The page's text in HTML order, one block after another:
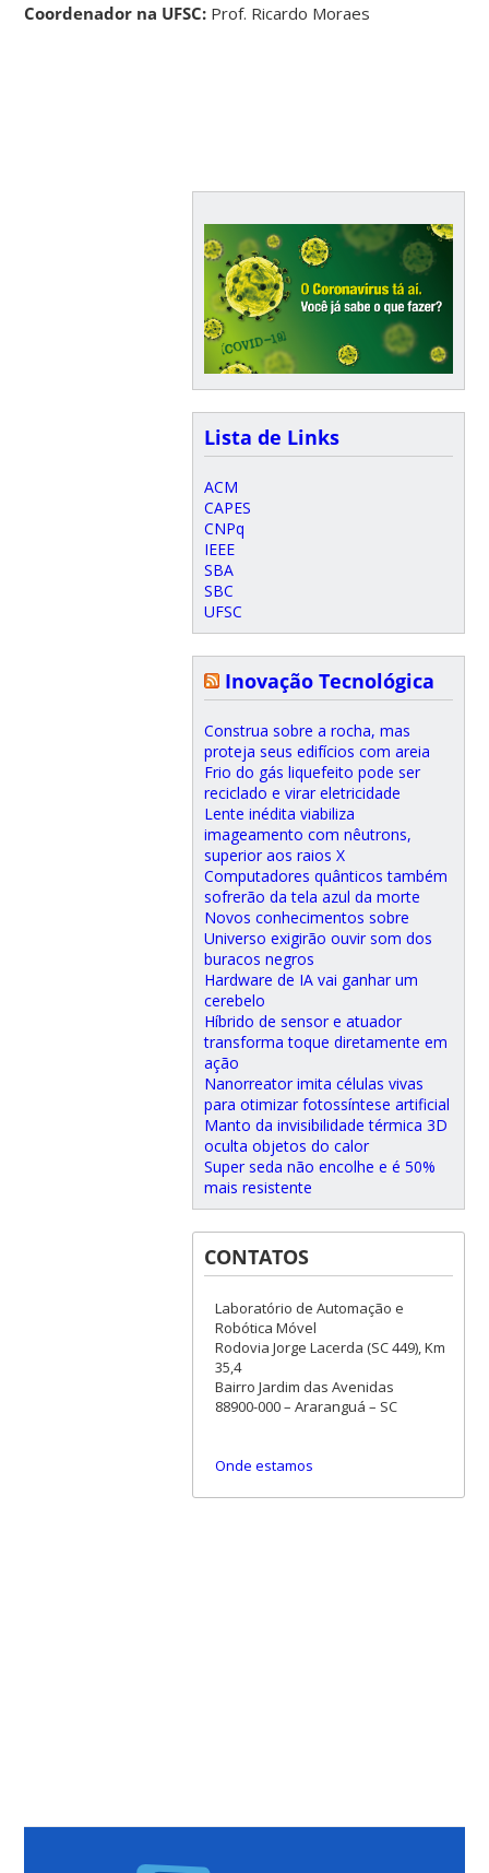
Coordenador na UFSC: Prof. Ricardo Moraes
Lista de Links
ACM
CAPES
CNPq
IEEE
SBA
SBC
UFSC
Inovação Tecnológica
Construa sobre a rocha, mas
proteja seus edifícios com areia
Frio do gás liquefeito pode ser
reciclado e virar eletricidade
Lente inédita viabiliza
imageamento com nêutrons,
superior aos raios X
Computadores quânticos também
sofrerão da tela azul da morte
Novos conhecimentos sobre
Universo exigirão ouvir som dos
buracos negros
Hardware de IA vai ganhar um
cerebelo
Híbrido de sensor e atuador
transforma toque diretamente em
ação
Nanorreator imita células vivas
para otimizar fotossíntese artificial
Manto da invisibilidade térmica 3D
oculta objetos do calor
Super seda não encolhe e é 50%
mais resistente
CONTATOS
Laboratório de Automação e
Robótica Móvel
Rodovia Jorge Lacerda (SC 449), Km
35,4
Bairro Jardim das Avenidas
88900-000 – Araranguá – SC
Onde estamos